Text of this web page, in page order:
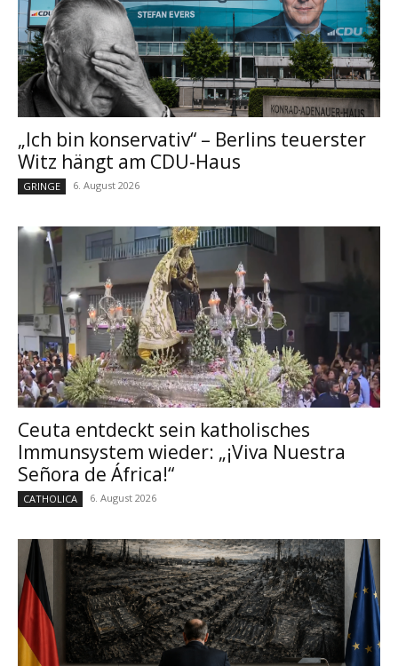
„Ich bin konservativ“ – Berlins teuerster
Witz hängt am CDU-Haus
GRINGE 6. August 2026
Ceuta entdeckt sein katholisches
Immunsystem wieder: „¡Viva Nuestra
Señora de África!“
CATHOLICA 6. August 2026